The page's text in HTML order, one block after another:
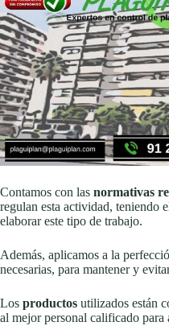
Contamos con las normativas
regulan esta actividad, teniendo
elaborar este tipo de trabajo.
Además, aplicamos a la
necesarias, para mantener y
Los productos utilizados están
al mejor personal calificado para